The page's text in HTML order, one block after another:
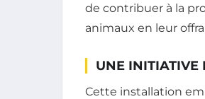
de contribuer à la
animaux en leur
UNE INITIATIVE
Cette installation